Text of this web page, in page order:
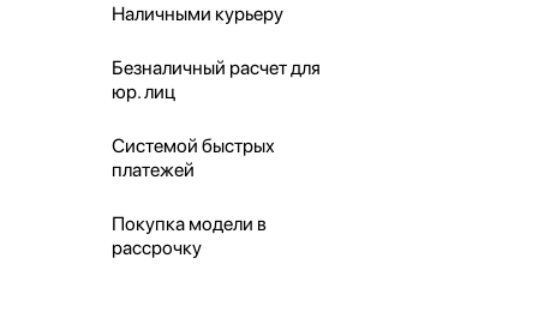
Наличными курьеру
Безналичный расчет для
юр. лиц
Системой быстрых
платежей
Покупка модели в
рассрочку